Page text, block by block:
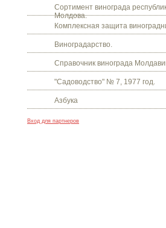
Сортимент винограда
Молдова.
Комплексная защита
Виноградарство.
Справочник винограда
"Садоводство" № 7, 1977 год.
Азбука
Вход для партнеров